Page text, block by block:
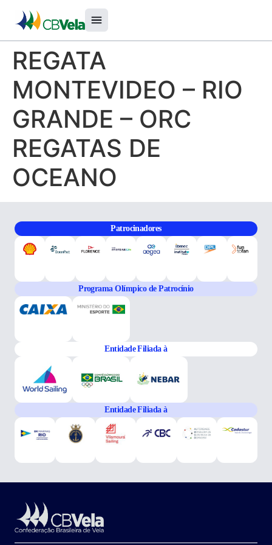
REGATA
MONTEVIDEO – RIO
GRANDE – ORC
REGATAS DE
OCEANO
Patrocinadores
Programa Olímpico de Patrocínio
Entidade Filiada à
Entidade Filiada à